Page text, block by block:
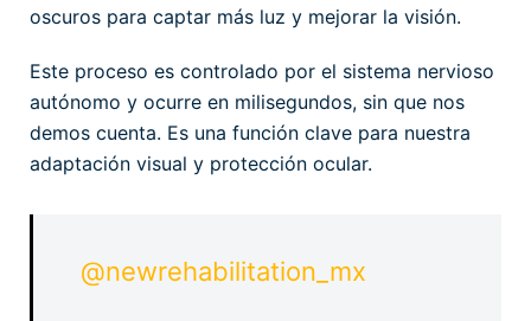
oscuros para captar más luz y mejorar la visión.
Este proceso es controlado por el sistema nervioso
autónomo y ocurre en milisegundos, sin que nos
demos cuenta. Es una función clave para nuestra
adaptación visual y protección ocular.
@newrehabilitation_mx